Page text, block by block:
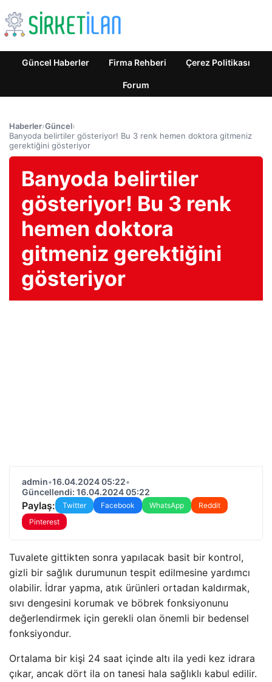
Güncel Haberler Firma Rehberi Çerez Politikası
Forum
Haberler›Güncel›
Banyoda belirtiler gösteriyor! Bu 3 renk hemen doktora gitmeniz
gerektiğini gösteriyor
Banyoda belirtiler
gösteriyor! Bu 3 renk
hemen doktora
gitmeniz gerektiğini
gösteriyor
admin•16.04.2024 05:22•
Güncellendi: 16.04.2024 05:22
Paylaş: Twitter Facebook WhatsApp
Reddit
Pinterest
Tuvalete gittikten sonra yapılacak basit bir kontrol,
gizli bir sağlık durumunun tespit edilmesine yardımcı
olabilir. İdrar yapma, atık ürünleri ortadan kaldırmak,
sıvı dengesini korumak ve böbrek fonksiyonunu
değerlendirmek için gerekli olan önemli bir bedensel
fonksiyondur.
Ortalama bir kişi 24 saat içinde altı ila yedi kez idrara
çıkar, ancak dört ila on tanesi hala sağlıklı kabul edilir.